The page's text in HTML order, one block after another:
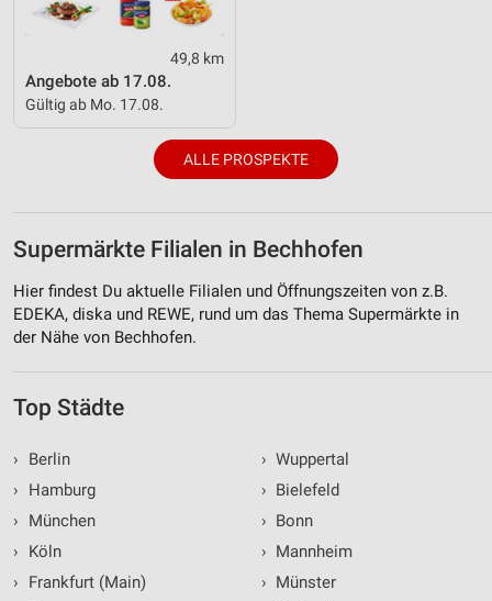
49,8 km
Angebote ab 17.08.
Gültig ab Mo. 17.08.
ALLE PROSPEKTE
Supermärkte Filialen in Bechhofen
Hier findest Du aktuelle Filialen und Öffnungszeiten von z.B.
EDEKA, diska und REWE, rund um das Thema Supermärkte in
der Nähe von Bechhofen.
Top Städte
›
Berlin
›
Hamburg
›
München
›
Köln
›
Frankfurt (Main)
› Wuppertal
› Bielefeld
› Bonn
› Mannheim
› Münster